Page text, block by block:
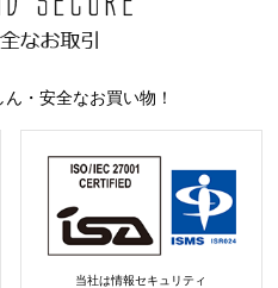
・安全なお買い物！
当社は情報セキュリティ